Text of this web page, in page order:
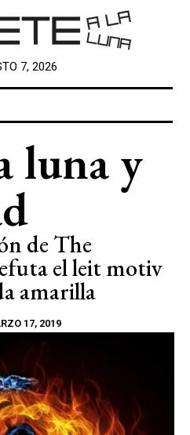
7, 2026
luna y
de The
el leit motiv
amarilla
17, 2019